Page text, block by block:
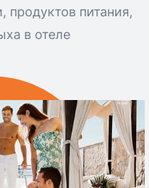
продуктов питания,
в отеле